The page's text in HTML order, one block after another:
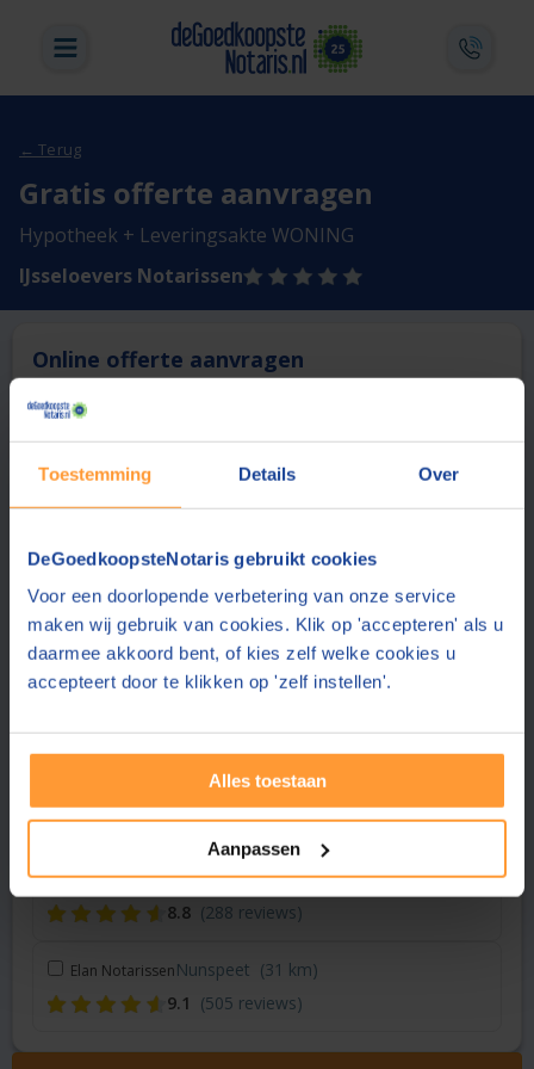
Toestemming Details Over
DeGoedkoopsteNotaris gebruikt cookies
Voor een doorlopende verbetering van onze service
maken wij gebruik van cookies. Klik op 'accepteren' als u
daarmee akkoord bent, of kies zelf welke cookies u
accepteert door te klikken op 'zelf instellen'.
Alles toestaan
Aanpassen
← Terug
Gratis offerte aanvragen
Hypotheek + Leveringsakte WONING
IJsseloevers Notarissen
Online offerte aanvragen
Deze notaris biedt momenteel niet de mogelijkheid online
1 Vergelijk en bespaar
Vraag een offerte aan bij een andere notaris in de buurt
Notariskantoor BeensKampen (11 km)
8.7
(3 reviews)
Hoekstra & Partners Notarissen
8.8 (283 reviews)
Dronten (24 km)
8.8 (288 reviews)
DeNotarisvooruDronten (24 km)
8.8 (288 reviews)
Elan NotarissenNunspeet (31 km)
9.1 (505 reviews)